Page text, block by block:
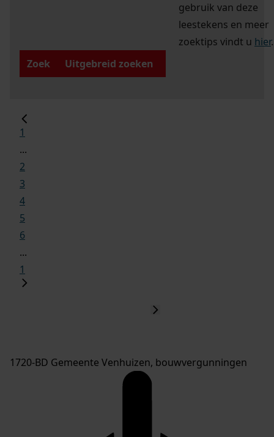
gebruik van deze
leestekens en meer
zoektips vindt u hier.
Zoek
Uitgebreid zoeken
1
...
2
3
4
5
6
...
1
1720-BD Gemeente Venhuizen, bouwvergunningen